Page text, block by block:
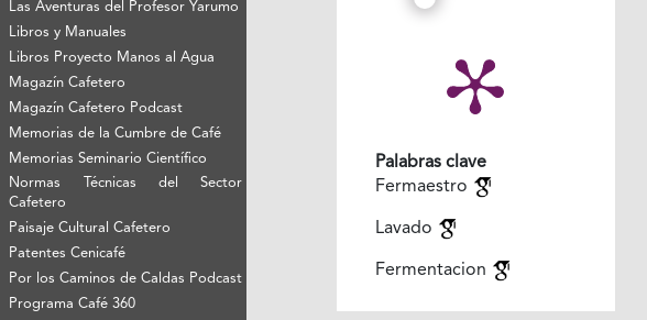
Las Aventuras del Profesor Yarumo
Libros y Manuales
Libros Proyecto Manos al Agua
Magazín Cafetero
Magazín Cafetero Podcast
Memorias de la Cumbre de Café
Memorias Seminario Científico
Normas Técnicas del Sector
Cafetero
Paisaje Cultural Cafetero
Patentes Cenicafé
Por los Caminos de Caldas Podcast
Programa Café 360
Palabras clave
Fermaestro
Lavado
Fermentacion